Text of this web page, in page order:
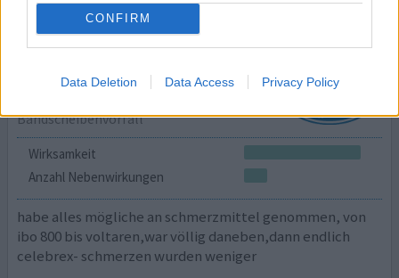
CONFIRM
Data Deletion Data Access Privacy Policy
08.03.2015 | Mann | 55
Bandscheibenvorfall
Wirksamkeit
Anzahl Nebenwirkungen
habe alles mögliche an schmerzmittel genommen, von
ibo 800 bis voltaren,war völlig daneben,dann endlich
celebrex- schmerzen wurden weniger